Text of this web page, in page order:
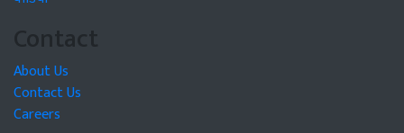
Contact
About Us
Contact Us
Careers